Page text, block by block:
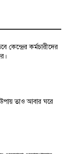
কেন্দ্রের কর্মচারীদের
তাও আবার ঘরে